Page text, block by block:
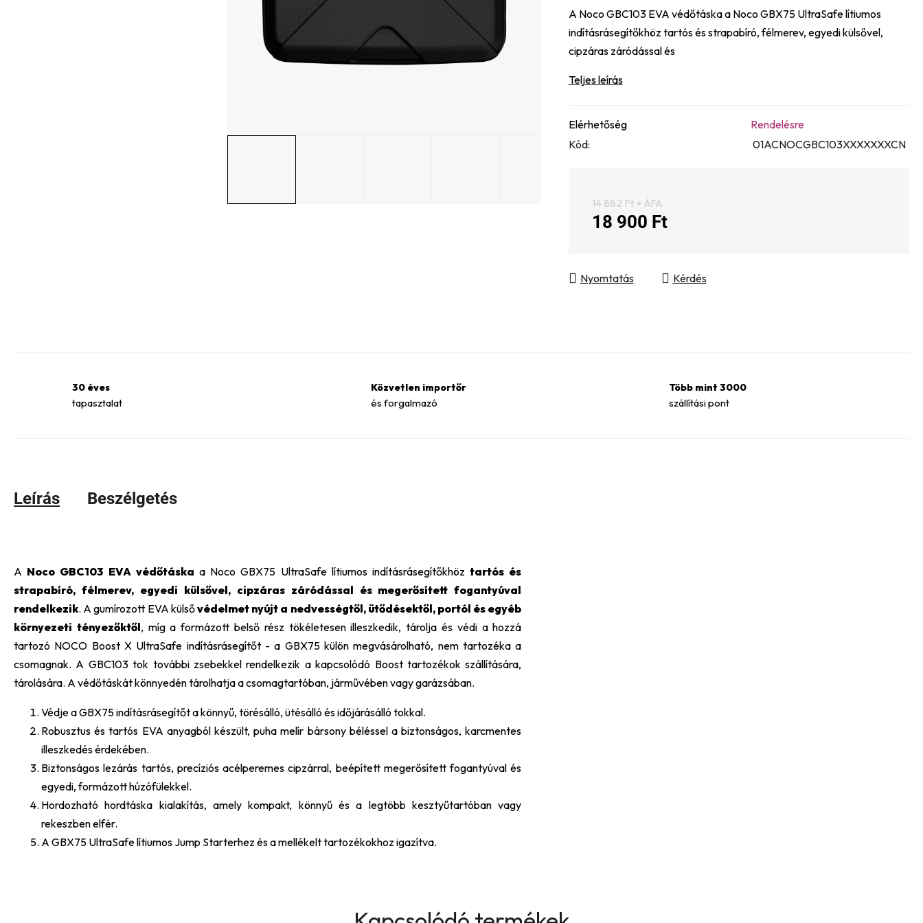
értékelése
5-
ből
csillag.
A Noco GBC103 EVA védőtáska a Noco GBX75 UltraSafe lítiumos
indításrásegítőkhöz tartós és strapabíró, félmerev, egyedi külsővel,
cipzáras záródással és
Teljes leírás
Elérhetőség
Rendelésre
Kód:
01ACNOCGBC103XXXXXXXCN
14 882 Ft + ÁFA
18 900 Ft
Nyomtatás Kérdés
30 éves
tapasztalat
Közvetlen importőr
és forgalmazó
Több mint 3000
szállítási pont
Leírás Beszélgetés
A Noco GBC103 EVA védőtáska a Noco GBX75 UltraSafe lítiumos indításrásegítőkhöztartós és
strapabíró, félmerev, egyedi külsővel, cipzáras záródással és megerősített fogantyúval
rendelkezik. A gumírozott EVA külsővédelmet nyújt a nedvességtől, ütődésektől, portól és egyéb
környezeti tényezőktől, míg a formázott belső rész tökéletesen illeszkedik, tárolja és védi a hozzá
tartozó NOCO Boost X UltraSafe indításrásegítőt - a GBX75 külön megvásárolható, nem tartozéka a
csomagnak. A GBC103 tok további zsebekkel rendelkezik a kapcsolódó Boost tartozékok szállítására,
tárolására. A védőtáskát könnyedén tárolhatja a csomagtartóban, járművében vagy garázsában.
Védje a GBX75 indításrásegítőt a könnyű, törésálló, ütésálló és időjárásálló tokkal.
Robusztus és tartós EVA anyagból készült, puha melír bársony béléssel a biztonságos, karcmentes
illeszkedés érdekében.
Biztonságos lezárás tartós, precíziós acélperemes cipzárral, beépített megerősített fogantyúval és
egyedi, formázott húzófülekkel.
Hordozható hordtáska kialakítás, amely kompakt, könnyű és a legtöbb kesztyűtartóban vagy
rekeszben elfér.
A GBX75 UltraSafe lítiumos Jump Starterhez és a mellékelt tartozékokhoz igazítva.